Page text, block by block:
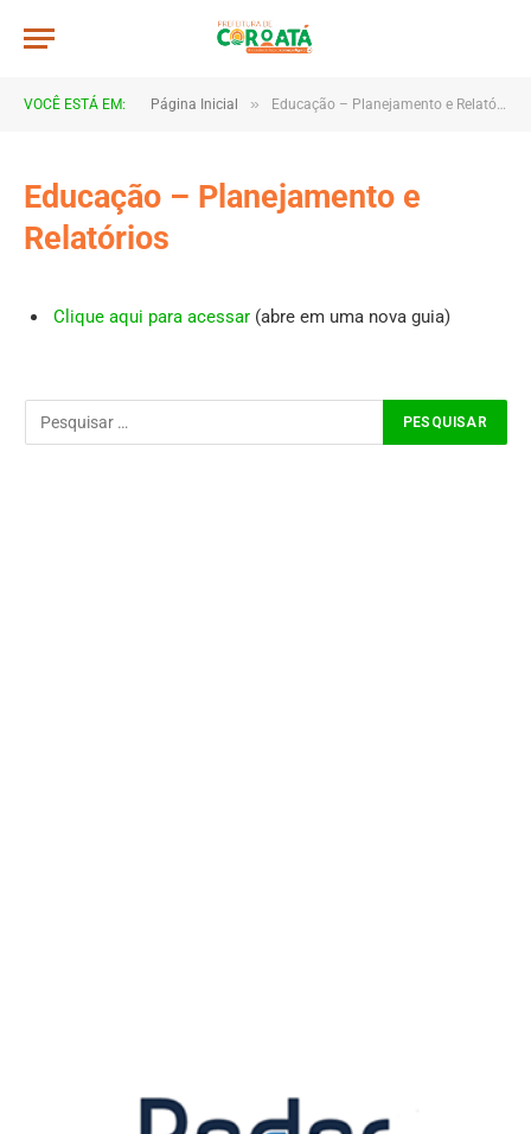
VOCÊ ESTÁ EM: Página Inicial » Educação – Planejamento e Relatórios
Educação – Planejamento e
Relatórios
Clique aqui para acessar (abre em uma nova guia)